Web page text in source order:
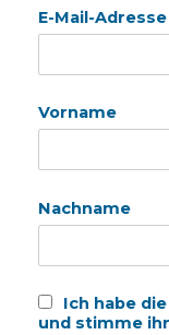
E-Mail-Adresse
Vorname
Nachname
Ich habe die
und stimme